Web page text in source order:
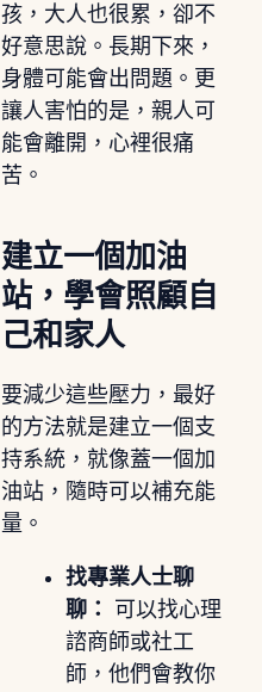
孩，大人也很累，卻不
好意思說。長期下來，
身體可能會出問題。更
讓人害怕的是，親人可
能會離開，心裡很痛
苦。
建立一個加油
站，學會照顧自
己和家人
要減少這些壓力，最好
的方法就是建立一個支
持系統，就像蓋一個加
油站，隨時可以補充能
量。
找專業人士聊
聊：
可以找心理
諮商師或社工
師，他們會教你